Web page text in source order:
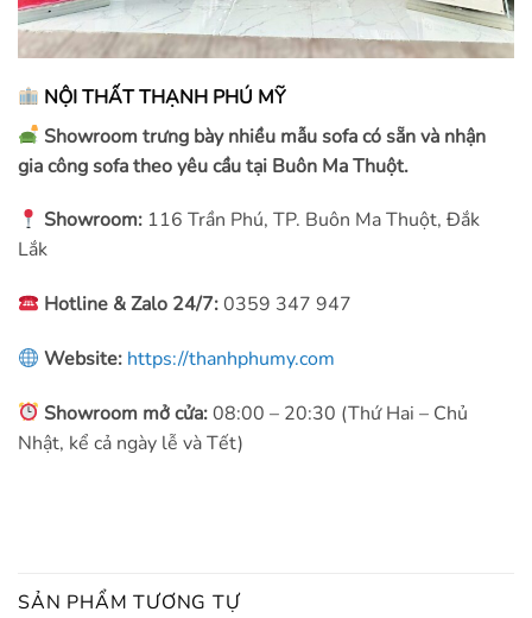
NỘI THẤT THẠNH PHÚ MỸ
Showroom trưng bày nhiều mẫu sofa có sẵn và nhận
gia công sofa theo yêu cầu tại Buôn Ma Thuột.
Showroom: 116 Trần Phú, TP. Buôn Ma Thuột, Đắk
Lắk
Hotline & Zalo 24/7:0359 347 947
Website: https://thanhphumy.com
Showroom mở cửa:08:00 – 20:30 (Thứ Hai – Chủ
Nhật, kể cả ngày lễ và Tết)
SẢN PHẨM TƯƠNG TỰ